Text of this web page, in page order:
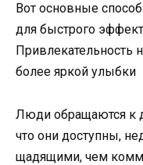
Вот основные
для быстрого
Привлекательность
более яркой улыбки
Люди обращаются к
что они доступны,
щадящими, чем